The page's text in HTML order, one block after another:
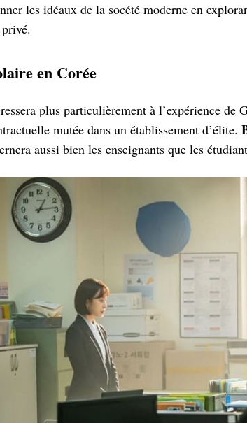
les idéaux de la socété moderne en
en Corée
plus particulièrement à l’expérience
mutée dans un établissement d’élite.
aussi bien les enseignants que les